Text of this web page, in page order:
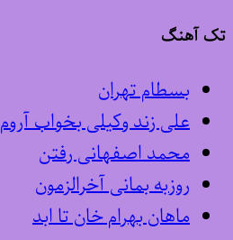
تک آهنگ
بسطام تهران
علی زند وکیلی بخواب آروم
محمد اصفهانی رفتن
روزبه بمانی آخرالزمون
ماهان بهرام خان تا ابد